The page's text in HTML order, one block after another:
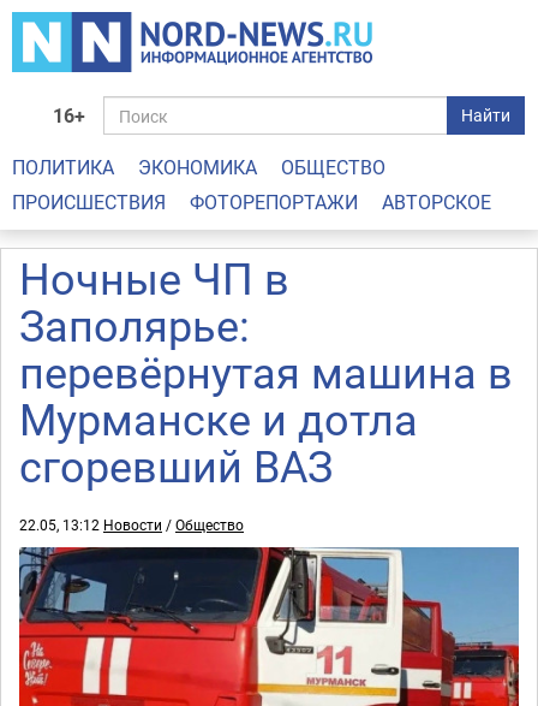
16+ Найти
ПОЛИТИКА ЭКОНОМИКА
ОБЩЕСТВО
ПРОИСШЕСТВИЯ
ФОТОРЕПОРТАЖИ АВТОРСКОЕ
Ночные ЧП в
Заполярье:
перевёрнутая машина в
Мурманске и дотла
сгоревший ВАЗ
22.05, 13:12 Новости /Общество